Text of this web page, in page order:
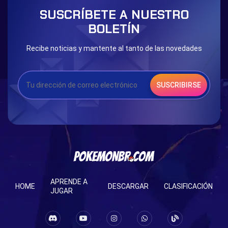
Eternal Dark Quest Door 999
SUSCRÍBETE A NUESTRO
BOLETÍN
Recibe noticias y mantente al tanto de las novedades
SUSCRIBIRSE
HOME
APRENDE A
JUGAR
DESCARGAR CLASIFICACIÓN